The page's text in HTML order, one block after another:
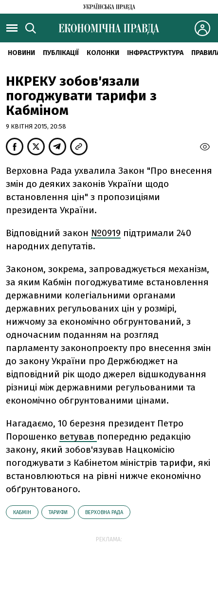
НОВИНИ ПУБЛІКАЦІЇ КОЛОНКИ ІНФРАСТРУКТУРА
НКРЕКУ зобов'язали
погоджувати тарифи з
Кабміном
9 КВІТНЯ 2015, 20:58
Верховна Рада ухвалила Закон "Про внесення
змін до деяких законів України щодо
встановлення цін" з пропозиціями
президента України.
Відповідний закон №0919 підтримали 240
народних депутатів.
Законом, зокрема, запроваджується механізм,
за яким Кабмін погоджуватиме встановлення
державними колегіальними органами
державних регульованих цін у розмірі,
нижчому за економічно обгрунтований, з
одночасним поданням на розгляд
парламенту законопроекту про внесення змін
до закону України про Держбюджет на
відповідний рік щодо джерел відшкодування
різниці між державними регульованими та
економічно обгрунтованими цінами.
Нагадаємо, 10 березня президент Петро
Порошенко ветував попередню редакцію
закону, який зобов'язував Нацкомісію
погоджувати з Кабінетом міністрів тарифи, які
встановлюються на рівні нижче економічно
обґрунтованого.
КАБМІН ТАРИФИ ВЕРХОВНА РАДА
РЕКЛАМА: